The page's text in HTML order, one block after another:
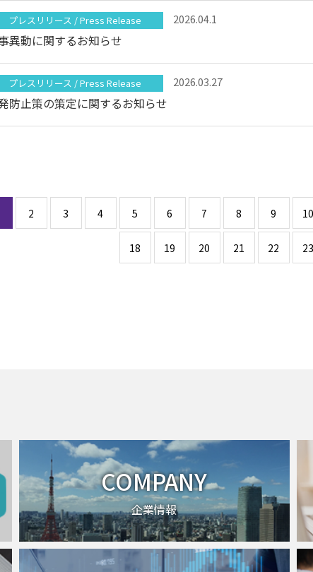
プレスリリース / Press Release 2026.04.1
異動に関するお知らせ
プレスリリース / Press Release 2026.03.27
防⽌策の策定に関するお知らせ
2 3 4 5 6 7 8 9 10
18 19 20 21 22 23
COMPANY
企業情報